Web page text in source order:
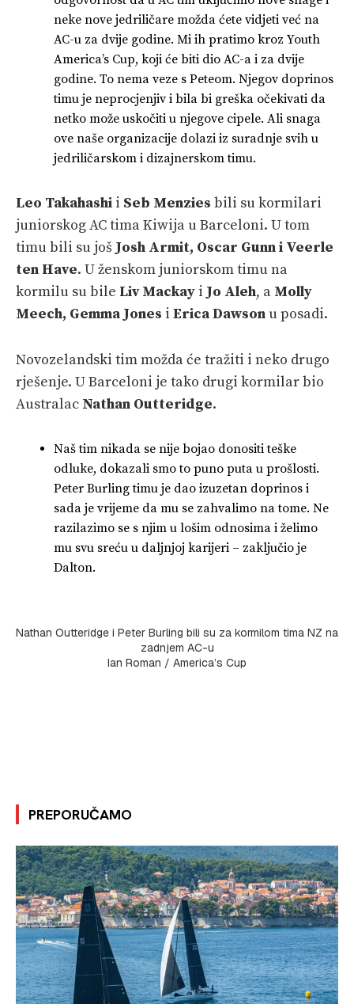
neke nove jedriličare možda ćete vidjeti već na
AC-u za dvije godine. Mi ih pratimo kroz Youth
America’s Cup, koji će biti dio AC-a i za dvije
godine. To nema veze s Peteom. Njegov doprinos
timu je neprocjenjiv i bila bi greška očekivati da
netko može uskočiti u njegove cipele. Ali snaga
ove naše organizacije dolazi iz suradnje svih u
jedriličarskom i dizajnerskom timu.
Leo Takahashi i Seb Menzies bili su kormilari
juniorskog AC tima Kiwija u Barceloni. U tom
timu bili su još Josh Armit, Oscar Gunn i Veerle
ten Have. U ženskom juniorskom timu na
kormilu su bile Liv Mackay i Jo Aleh, a Molly
Meech, Gemma Jones i Erica Dawson u posadi.
Novozelandski tim možda će tražiti i neko drugo
rješenje. U Barceloni je tako drugi kormilar bio
Australac Nathan Outteridge.
Naš tim nikada se nije bojao donositi teške
odluke, dokazali smo to puno puta u prošlosti.
Peter Burling timu je dao izuzetan doprinos i
sada je vrijeme da mu se zahvalimo na tome. Ne
razilazimo se s njim u lošim odnosima i želimo
mu svu sreću u daljnjoj karijeri – zaključio je
Dalton.
Nathan Outteridge i Peter Burling bili su za kormilom tima NZ na
zadnjem AC-u
Ian Roman / America’s Cup
PREPORUČAMO